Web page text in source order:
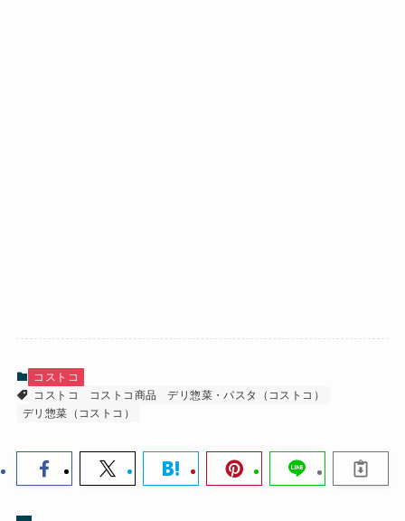
コストコ
コストコ
コストコ商品
デリ惣菜・パスタ（コストコ）
デリ惣菜（コストコ）